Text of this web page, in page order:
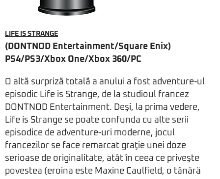
LIFE IS STRANGE
(DONTNOD Entertainment/Square Enix)
PS4/PS3/Xbox One/Xbox 360/PC
O altă surpriză totală a anului a fost adventure-ul
episodic Life is Strange, de la studioul francez
DONTNOD Entertainment. Deşi, la prima vedere,
Life is Strange se poate confunda cu alte serii
episodice de adventure-uri moderne, jocul
francezilor se face remarcat graţie unei doze
serioase de originalitate, atât în ceea ce priveşte
povestea (eroina este Maxine Caulfield, o tânără